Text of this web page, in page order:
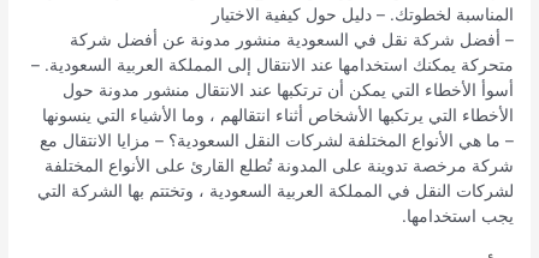
المناسبة لخطوتك. – دليل حول كيفية الاختيار
– أفضل شركة نقل في السعودية منشور مدونة عن أفضل شركة
متحركة يمكنك استخدامها عند الانتقال إلى المملكة العربية السعودية. –
أسوأ الأخطاء التي يمكن أن ترتكبها عند الانتقال منشور مدونة حول
الأخطاء التي يرتكبها الأشخاص أثناء انتقالهم ، وما الأشياء التي ينسونها
– ما هي الأنواع المختلفة لشركات النقل السعودية؟ – مزايا الانتقال مع
شركة مرخصة تدوينة على المدونة تُطلع القارئ على الأنواع المختلفة
لشركات النقل في المملكة العربية السعودية ، وتختتم بها الشركة التي
يجب استخدامها.